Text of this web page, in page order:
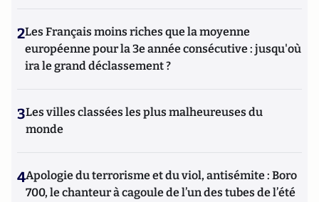
2Les Français moins riches que la moyenne
européenne pour la 3e année consécutive : jusqu'où
ira le grand déclassement ?
3Les villes classées les plus malheureuses du
monde
4Apologie du terrorisme et du viol, antisémite : Boro
700, le chanteur à cagoule de l’un des tubes de l’été